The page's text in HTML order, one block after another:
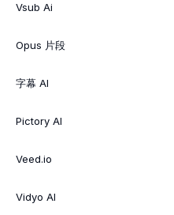
Vsub Ai
Opus 片段
字幕 AI
Pictory AI
Veed.io
Vidyo AI